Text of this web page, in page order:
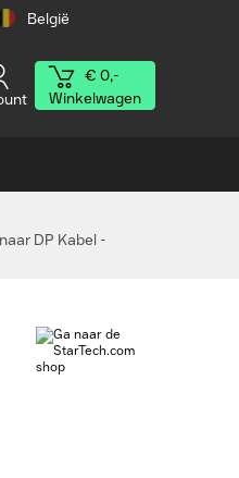
België
€ 0,-
Winkelwagen
DP Kabel -